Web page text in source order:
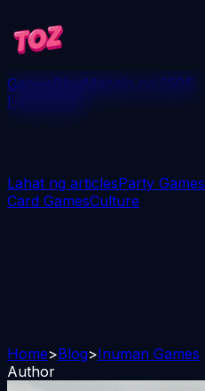
GamesBlogManalo ng 250$
I-download
Lahat ng articlesParty Games
Card GamesCulture
Home>Blog>Inuman Games
Author